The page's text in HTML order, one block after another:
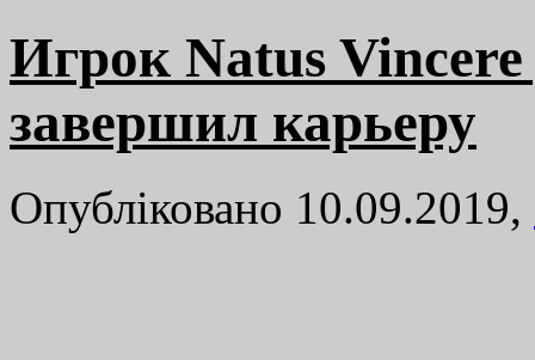
Игрок Natus
завершил карьеру
Опубліковано 10.09.2019,